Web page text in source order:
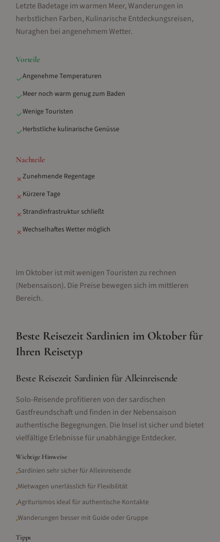
Letzte Badetage im warmen Meer, Wanderungen in
herbstlichen Farben, Kulinarische Entdeckungsreisen,
Nuraghen bei angenehmem Wetter.
Vorteile
✓Angenehme Temperaturen
✓Meer noch warm genug zum Baden
✓Wenige Touristen
✓Herbstliche kulinarische Genüsse
Nachteile
✗Zunehmende Regentage
✗ Kürzere Tage
✗ Strandinfrastruktur schließt
✗Wechselhaftes Wetter möglich
Im Oktober ist mit wenigen Touristen zu rechnen
(Nebensaison). Die Preise bewegen sich im mittleren
Bereich.
Beste Reisezeit Sardinien im Oktoberfür
Ihren Reisetyp
Beste Reisezeit Sardinien für Alleinreisende
Solo-Reisende profitieren von der sardischen
Gastfreundschaft und finden in der Nebensaison
authentische Begegnungen. Die Insel ist sicher und bietet
vielfältige Erlebnisse für unabhängige Entdecker.
Wichtige Hinweise
•Sardinien sehr sicher für Alleinreisende
•Mietwagen unerlässlich für Flexibilität
•Agriturismos ideal für authentische Kontakte
•Wanderungen besser mit Guide oder Gruppe
Tipps